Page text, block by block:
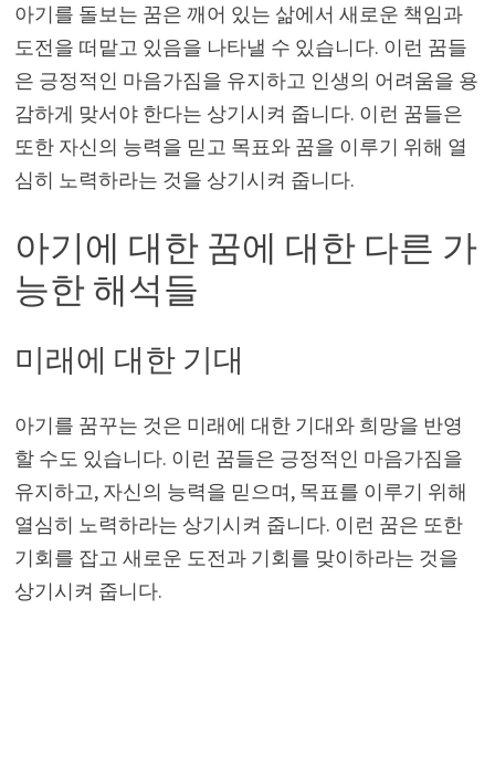
아기를 돌보는 꿈은 깨어 있는 삶에서 새로운 책임과
도전을 떠맡고 있음을 나타낼 수 있습니다. 이런 꿈들
은 긍정적인 마음가짐을 유지하고 인생의 어려움을 용
감하게 맞서야 한다는 상기시켜 줍니다. 이런 꿈들은
또한 자신의 능력을 믿고 목표와 꿈을 이루기 위해 열
심히 노력하라는 것을 상기시켜 줍니다.
아기에 대한 꿈에 대한 다른 가
능한 해석들
미래에 대한 기대
아기를 꿈꾸는 것은 미래에 대한 기대와 희망을 반영
할 수도 있습니다. 이런 꿈들은 긍정적인 마음가짐을
유지하고, 자신의 능력을 믿으며, 목표를 이루기 위해
열심히 노력하라는 상기시켜 줍니다. 이런 꿈은 또한
기회를 잡고 새로운 도전과 기회를 맞이하라는 것을
상기시켜 줍니다.